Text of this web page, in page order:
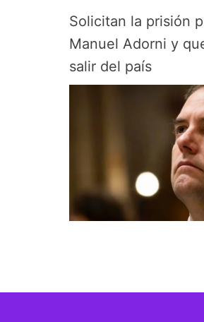
Solicitan la prisión
Manuel Adorni y
salir del país